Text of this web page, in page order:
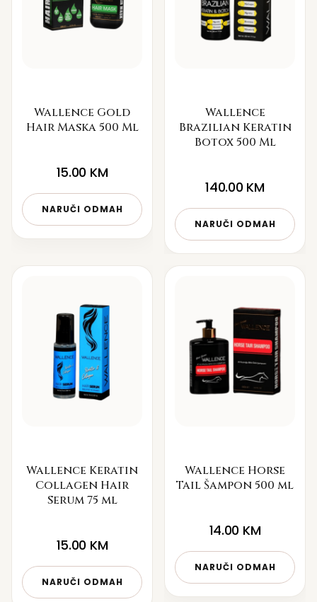
Wallence Gold
Hair Maska 500 Ml
15.00 KM
NARUČI ODMAH
Wallence
Brazilian Keratin
Botox 500 Ml
140.00 KM
NARUČI ODMAH
Wallence Keratin
Collagen Hair
Serum 75 ml
15.00 KM
NARUČI ODMAH
Wallence Horse
Tail Šampon 500 ml
14.00 KM
NARUČI ODMAH